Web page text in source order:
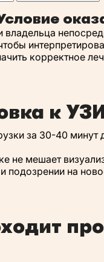
корректное
к
за 30-40
мешает
подозрении на